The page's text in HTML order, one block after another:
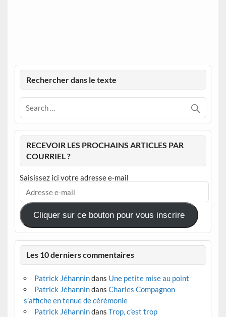
Rechercher dans le texte
RECEVOIR LES PROCHAINS ARTICLES PAR
COURRIEL ?
Saisissez ici votre adresse e-mail
Adresse
mail
Cliquer sur ce bouton pour vous inscrire
Les 10 derniers commentaires
Patrick Jéhannindans Une petite mise au point
Patrick Jéhannindans Charles Compagnon
s’affiche en tenue de cérémonie
Patrick Jéhannindans Trop, c’est trop